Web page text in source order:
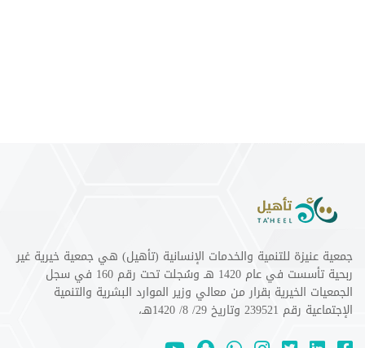
جمعية عنيزة للتنمية والخدمات الإنسانية (تأهيل) هي جمعية خيرية غير
ربحية تأسست في عام 1420 هـ وسُجلت تحت رقم 160 في سجل
الجمعيات الخيرية بقرار من معالي وزير الموارد البشرية والتنمية
الإجتماعية رقم 239521 وتاريخ 29/ 8/ 1420هـ،